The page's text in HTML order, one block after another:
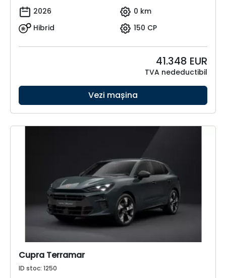
2026
0 km
Hibrid
150 CP
41.348 EUR
TVA nedeductibil
Vezi mașina
Cupra Terramar
ID stoc: 1250